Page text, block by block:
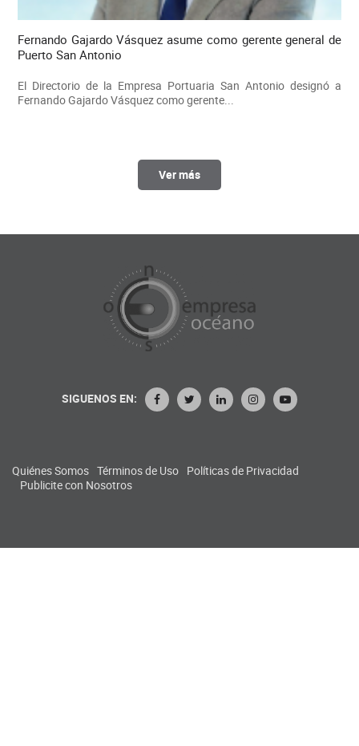
Fernando Gajardo Vásquez asume como gerente general de
Puerto San Antonio
El Directorio de la Empresa Portuaria San Antonio designó a
Fernando Gajardo Vásquez como gerente...
Ver más
SIGUENOS EN:
Quiénes Somos Términos de Uso Políticas de Privacidad
Publicite con Nosotros